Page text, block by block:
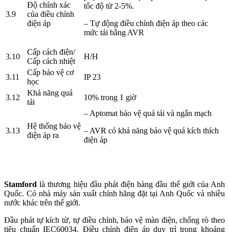
3.9
Độ chính xác
của điều chỉnh
điện áp
tốc độ từ 2-5%.
– Tự động điều chỉnh điện áp theo các
mức tải bằng AVR
3.10
Cấp cách điện/
Cấp cách nhiệt
H/H
3.11
Cấp bảo vệ cơ
học
IP 23
3.12
Khả năng quá
tải
10% trong 1 giờ
3.13
Hệ thống bảo vệ
điện áp ra
– Aptomat bảo vệ quá tải và ngắn mạch
– AVR có khả năng bảo vệ quá kích thích
điện áp
Stamford là thương hiệu đầu phát điện hàng đầu thế giới của Anh
Quốc. Có nhà máy sản xuất chính hãng đặt tại Anh Quốc và nhiều
nước khác trên thế giới.
Đầu phát tự kích từ, tự điều chỉnh, bảo vệ màn điện, chống rò theo
tiêu chuẩn IEC60034. Điều chỉnh điện áp duy trì trong khoảng